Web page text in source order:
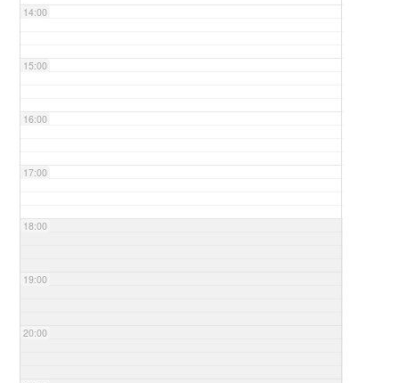
14:00
15:00
16:00
17:00
18:00
19:00
20:00